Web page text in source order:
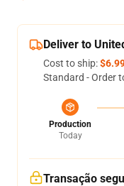
Deliver to
Cost to ship:
Standard - Order
Production
Today
Transação